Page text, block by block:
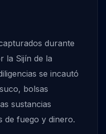
durante
la Sijín de la
se incautó
bolsas
sustancias
de fuego y dinero.